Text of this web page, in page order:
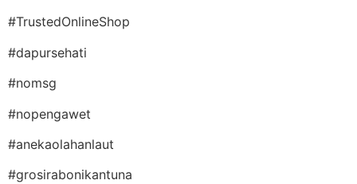
#TrustedOnlineShop
#dapursehati
#nomsg
#nopengawet
#anekaolahanlaut
#grosirabonikantuna